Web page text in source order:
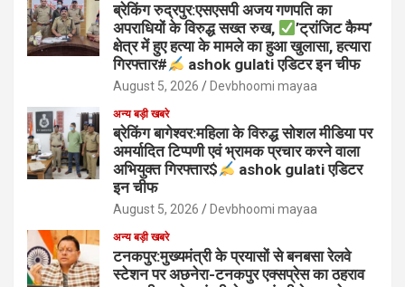
ब्रेकिंग रुद्रपुर:एसएसपी अजय गणपति का
अपराधियों के विरुद्ध सख्त रुख,
’ट्रांजिट कैम्प’
क्षेत्र में हुए हत्या के मामले का हुआ खुलासा, हत्यारा
गिरफ्तार#
ashok gulati एडिटर इन चीफ
August 5, 2026 Devbhoomi mayaa
अन्य बड़ी खबरे
ब्रेकिंग बागेश्वर:महिला के विरुद्ध सोशल मीडिया पर
अमर्यादित टिप्पणी एवं भ्रामक प्रचार करने वाला
अभियुक्त गिरफ्तार$
ashok gulati एडिटर
इन चीफ
August 5, 2026 Devbhoomi mayaa
अन्य बड़ी खबरे
टनकपुर:मुख्यमंत्री के प्रयासों से बनबसा रेलवे
स्टेशन पर अछनेरा-टनकपुर एक्सप्रेस का ठहराव